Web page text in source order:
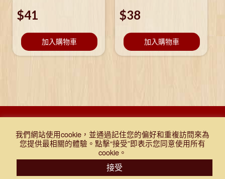
$41
加入購物車
$38
加入購物車
條款及細則| 免責聲明|門市報價表|TEST
我們網站使用cookie，並通過記住您的偏好和重複訪問來為
您提供最相關的體驗。點擊“接受”即表示您同意使用所有
cookie。
接受